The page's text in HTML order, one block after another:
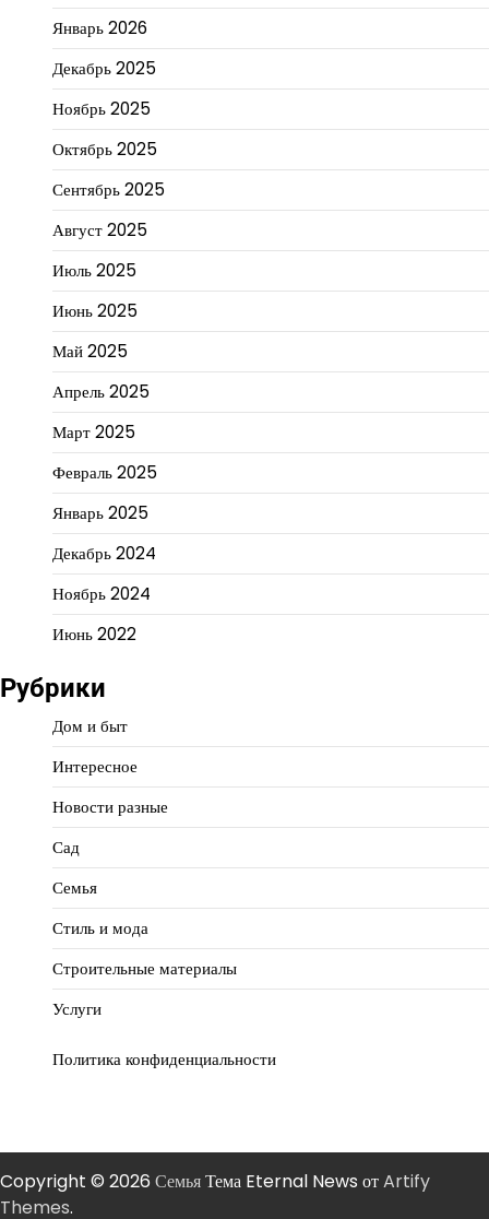
Январь 2026
Декабрь 2025
Ноябрь 2025
Октябрь 2025
Сентябрь 2025
Август 2025
Июль 2025
Июнь 2025
Май 2025
Апрель 2025
Март 2025
Февраль 2025
Январь 2025
Декабрь 2024
Ноябрь 2024
Июнь 2022
Рубрики
Дом и быт
Интересное
Новости разные
Сад
Семья
Стиль и мода
Строительные материалы
Услуги
Политика конфиденциальности
Copyright © 2026 СемьяТема Eternal News отArtify
Themes.